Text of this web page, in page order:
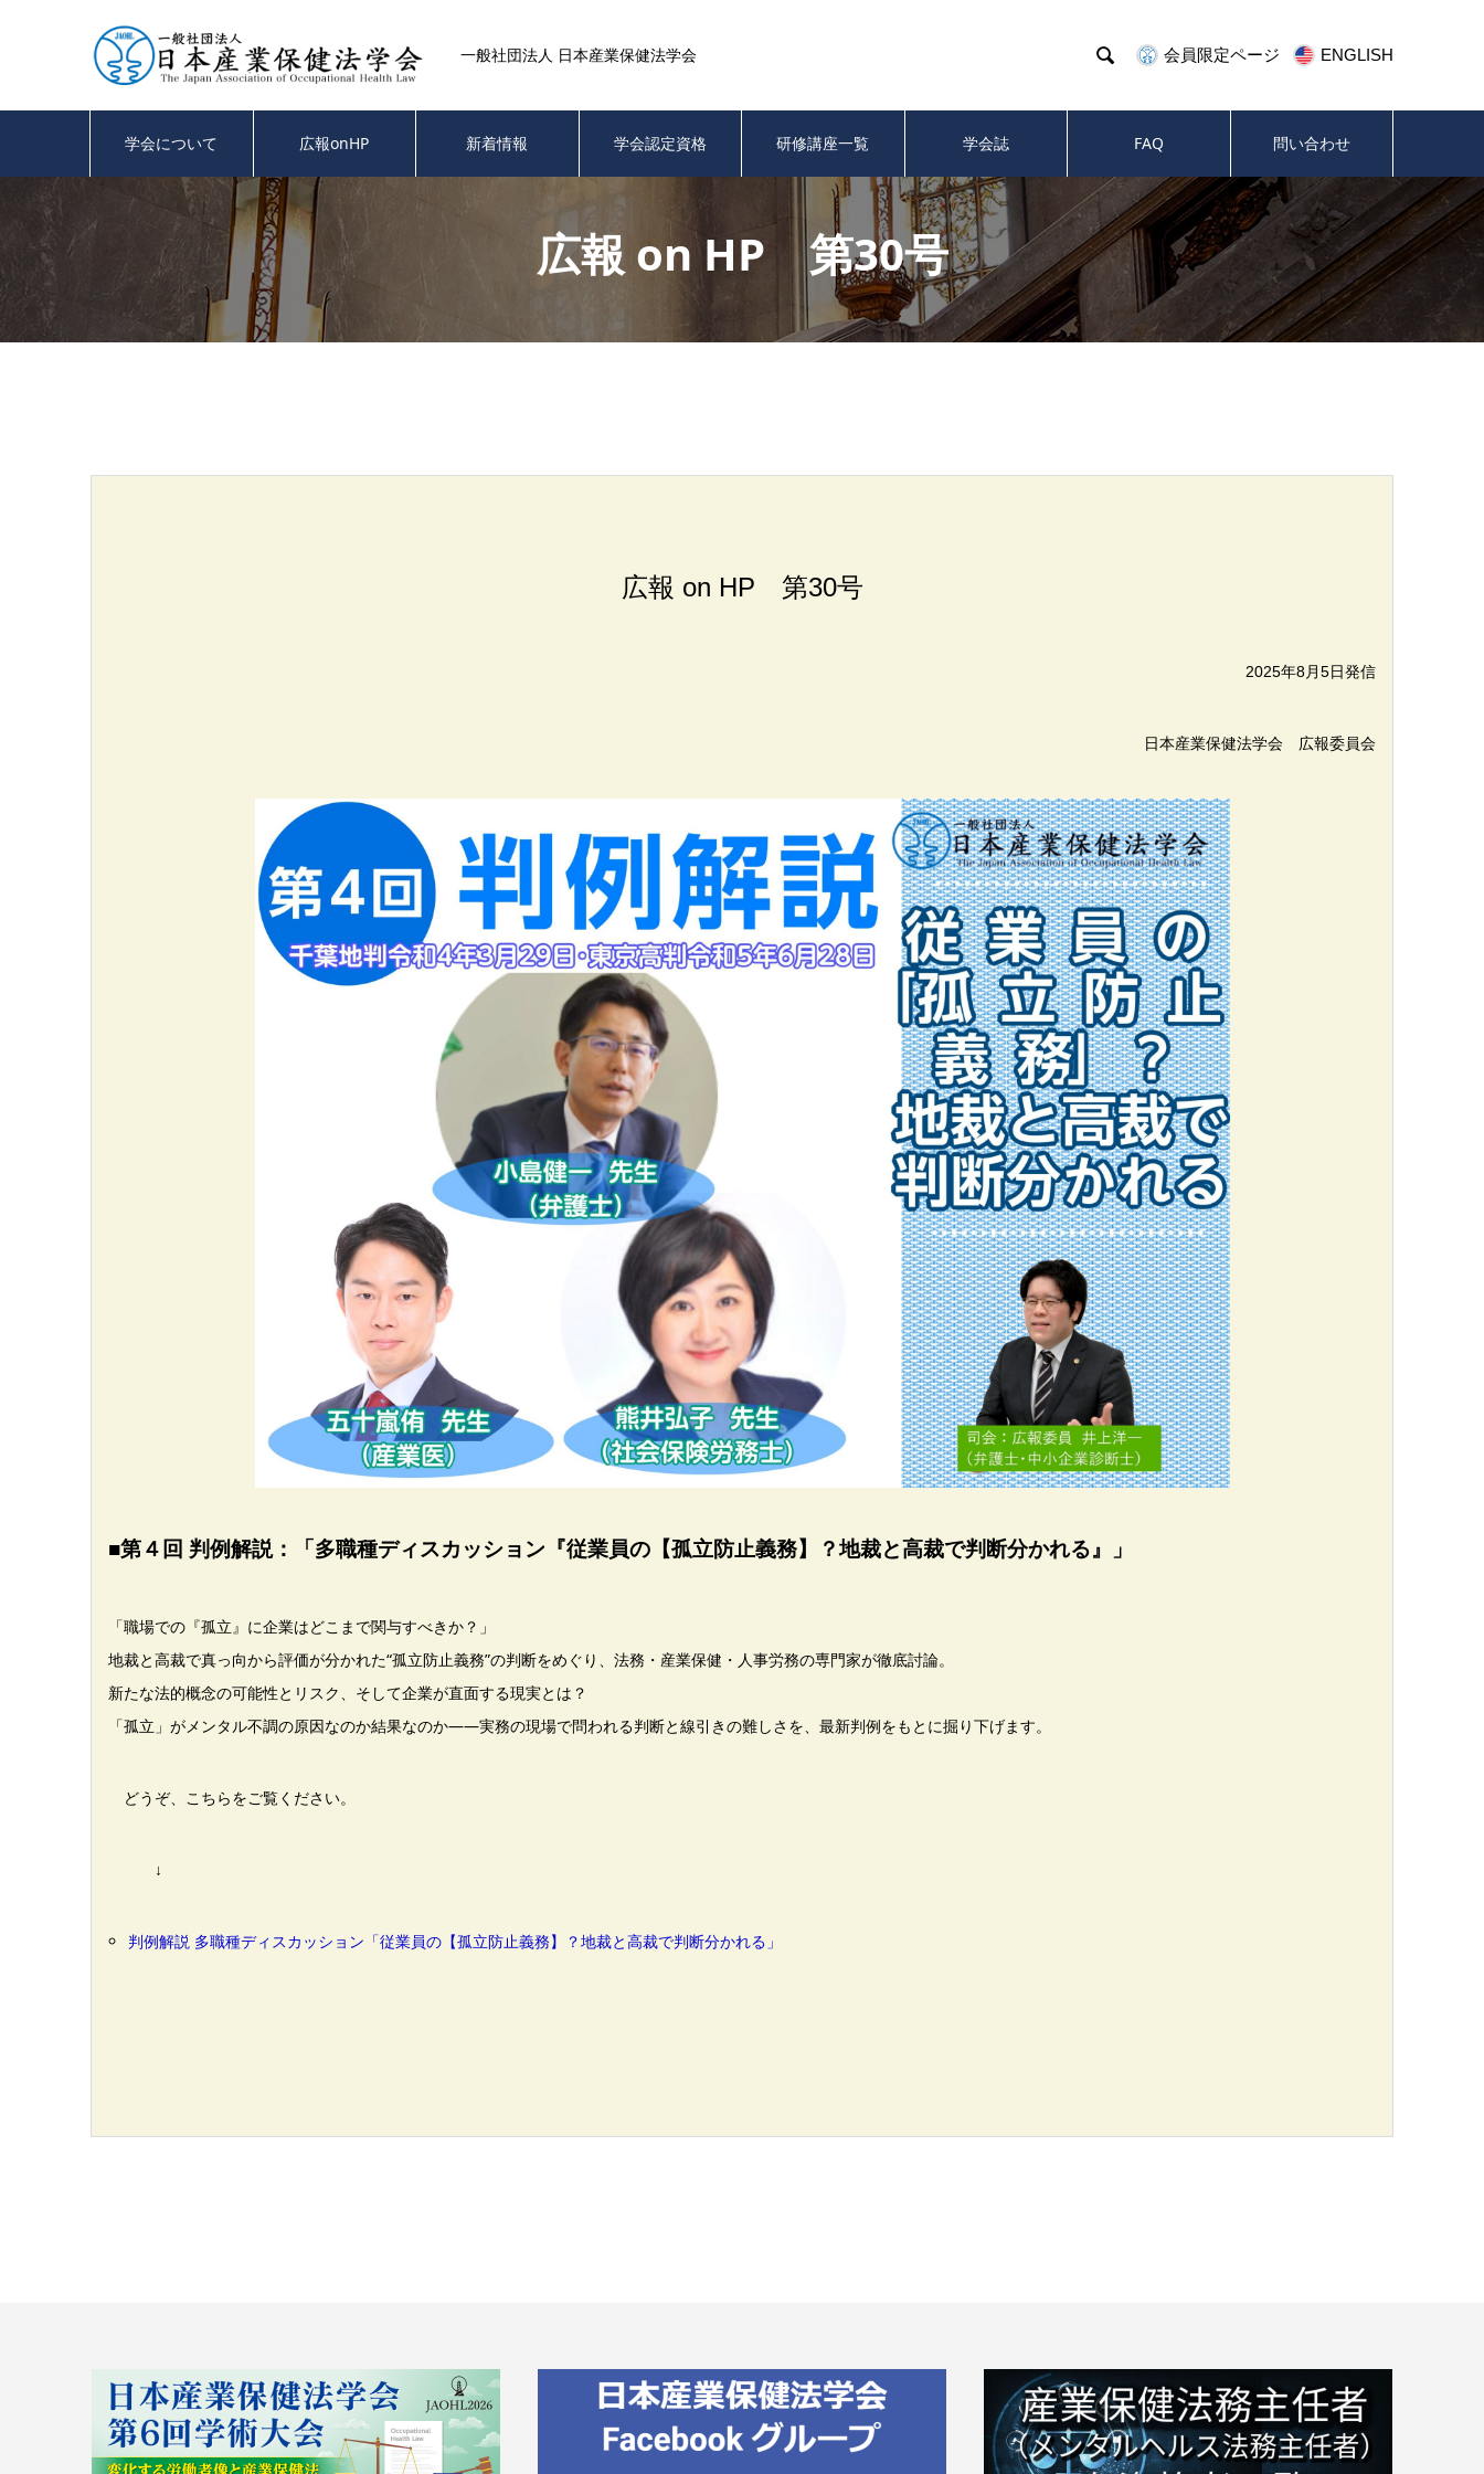
一般社団法人 日本産業保健法学会  会員限定ページ ENGLISH
学会について 広報onHP 新着情報 学会認定資格 研修講座一覧 学会誌 FAQ 問い合わせ
広報 on HP 第30号
広報 on HP 第30号
2025年8月5日発信
日本産業保健法学会 広報委員会
■第４回 判例解説：「多職種ディスカッション『従業員の【孤立防止義務】？地裁と高裁で判断分かれる』」
「職場での『孤立』に企業はどこまで関与すべきか？」
地裁と高裁で真っ向から評価が分かれた“孤立防止義務”の判断をめぐり、法務・産業保健・人事労務の専門家が徹底討論。
新たな法的概念の可能性とリスク、そして企業が直面する現実とは？
「孤立」がメンタル不調の原因なのか結果なのか――実務の現場で問われる判断と線引きの難しさを、最新判例をもとに掘り下げます。
どうぞ、こちらをご覧ください。
↓
判例解説 多職種ディスカッション「従業員の【孤立防止義務】？地裁と高裁で判断分かれる」